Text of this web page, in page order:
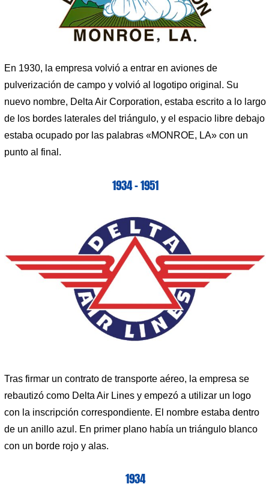
En 1930, la empresa volvió a entrar en aviones de
pulverización de campo y volvió al logotipo original. Su
nuevo nombre, Delta Air Corporation, estaba escrito a lo largo
de los bordes laterales del triángulo, y el espacio libre debajo
estaba ocupado por las palabras «MONROE, LA» con un
punto al final.
1934 – 1951
Tras firmar un contrato de transporte aéreo, la empresa se
rebautizó como Delta Air Lines y empezó a utilizar un logo
con la inscripción correspondiente. El nombre estaba dentro
de un anillo azul. En primer plano había un triángulo blanco
con un borde rojo y alas.
1934